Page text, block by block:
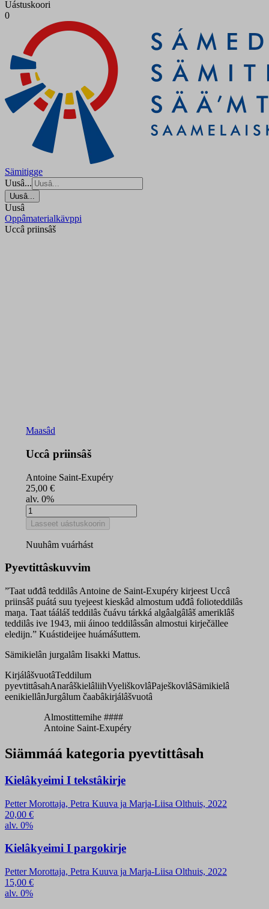
Uástuskoori
0
Sämitigge
Uusâ...
Uusâ...
Uusâ
Oppâmaterialkävppi
Uccâ priinsâš
Maasâd
Uccâ priinsâš
Antoine Saint-Exupéry
25,00 €
alv. 0%
Uccâ
priinsâš
quantity
Lasseet uástuskoorin
Nuuhâm vuárhást
Pyevtittâskuvvim
”Taat uđđâ teddilâs Antoine de Saint-Exupéry kirjeest Uccâ
priinsâš puátá suu tyejeest kieskâd almostum uđđâ folioteddilâs
maŋa. Taat tááláš teddilâs čuávu tárkká algâalgâlâš ameriklâš
teddilâs ive 1943, mii áinoo teddilâssân almostui kirječällee
eledijn.” Kuástideijee huámášuttem.
Sämikielân jurgalâm Iisakki Mattus.
KirjálâšvuotâTeddilum
pyevtittâsahAnarâškielâliihVyeliškovlâPaješkovlâSämikielâ
eenikiellânJurgâlum čaabâkirjálâšvuotâ
Almostittemihe ####
Antoine Saint-Exupéry
Siämmáá kategoria pyevtittâsah
Kielâkyeimi I tekstâkirje
Petter Morottaja, Petra Kuuva ja Marja-Liisa Olthuis, 2022
20,00 €
alv. 0%
Kielâkyeimi I pargokirje
Petter Morottaja, Petra Kuuva ja Marja-Liisa Olthuis, 2022
15,00 €
alv. 0%